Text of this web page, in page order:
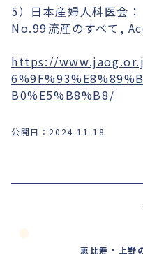
5）日本産婦人科医会
No.99流産のすべて,
https://
B0%E5%B8%B8/
公開日： 2024-11-18
恵比寿・上野